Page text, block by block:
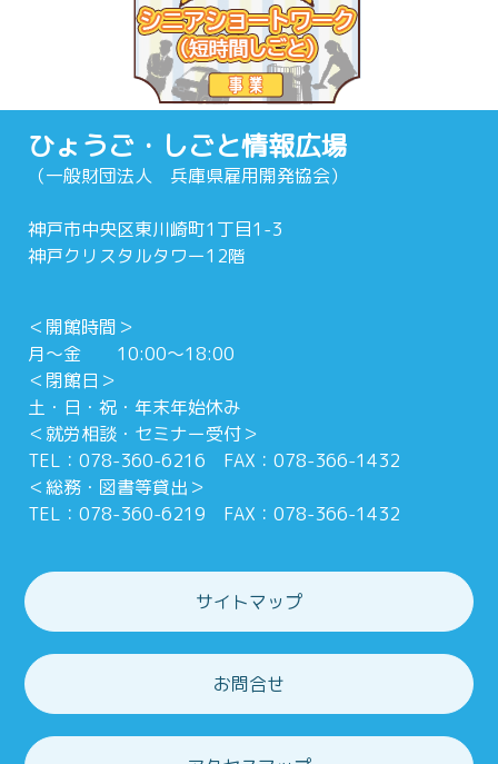
ひょうご・しごと情報広場
（一般財団法人 兵庫県雇用開発協会）
神戸市中央区東川崎町1丁目1-3
神戸クリスタルタワー12階
＜開館時間＞
月～金 10:00～18:00
＜閉館日＞
土・日・祝・年末年始休み
＜就労相談・セミナー受付＞
TEL：078-360-6216 FAX：078-366-1432
＜総務・図書等貸出＞
TEL：078-360-6219 FAX：078-366-1432
サイトマップ
お問合せ